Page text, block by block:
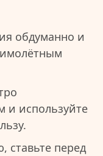
обдуманно и
и используйте
ставьте перед